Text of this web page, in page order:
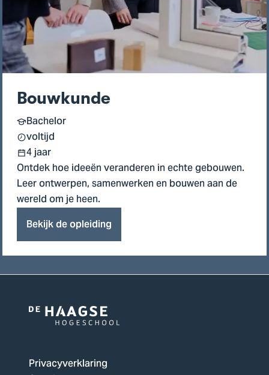
Bouwkunde
Bachelor
voltijd
4 jaar
Ontdek hoe ideeën veranderen in echte gebouwen.
Leer ontwerpen, samenwerken en bouwen aan de
wereld om je heen.
Bekijk de opleiding
Logo
De
Haagse
Privacyverklaring